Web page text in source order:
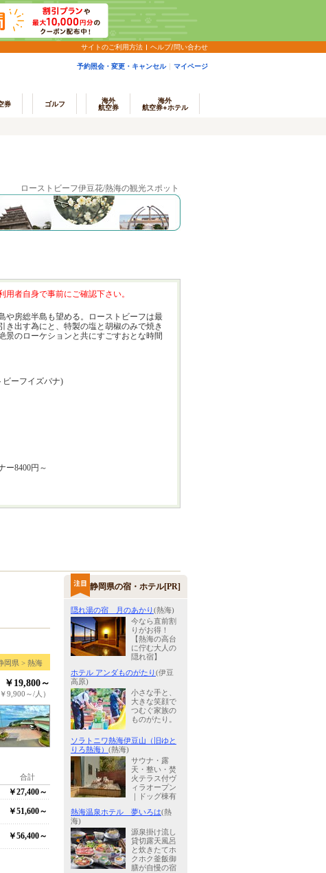
サイトのご利用方法 ヘルプ/問い合わせ
予約照会・変更・キャンセル マイページ
券 ゴルフ
海外
航空券
海外
航空券+ホテル
ローストビーフ伊豆花/熱海の観光スポット
者自身で事前にご確認下さい。
や房総半島も望める。ローストビーフは最
き出す為にと、特製の塩と胡椒のみで焼き
景のローケションと共にすごすおとな時間
ビーフイズバナ)
ー8400円～
岡県 > 熱海
￥19,800～
￥9,900～/人）
合計
￥27,400～
￥51,600～
￥56,400～
静岡県の宿・ホテル[PR]
隠れ湯の宿 月のあかり(熱海)
今なら直前割
りがお得！
【熱海の高台
に佇む大人の
隠れ宿】
ホテル アンダものがたり(伊豆
高原)
小さな手と、
大きな笑顔で
つむぐ家族の
ものがたり。
ソラトニワ熱海伊豆山（旧ゆと
りろ熱海） (熱海)
サウナ・露
天・整い・焚
火テラス付ヴ
ィラオープン
｜ドッグ棟有
熱海温泉ホテル 夢いろは(熱
海)
源泉掛け流し
貸切露天風呂
と炊きたてホ
クホク釜飯御
膳が自慢の宿